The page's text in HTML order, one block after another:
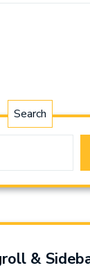
Search
&